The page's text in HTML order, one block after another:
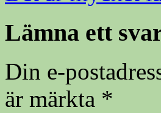
Lämna ett
Din e-
är märkta *